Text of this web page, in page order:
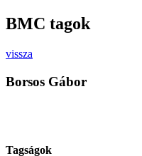
BMC tagok
vissza
Borsos Gábor
Tagságok